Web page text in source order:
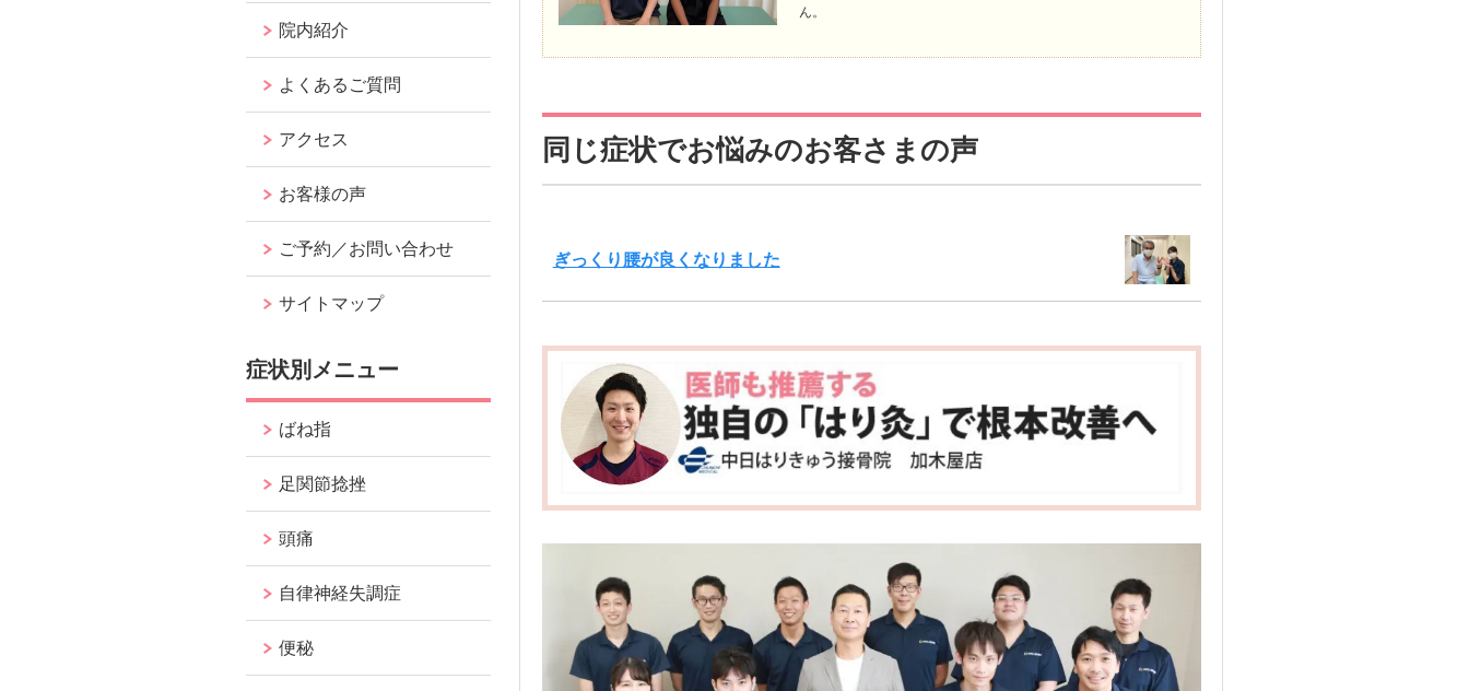
ん。
同じ症状でお悩みのお客さまの声
ぎっくり腰が良くなりました
院内紹介
よくあるご質問
アクセス
お客様の声
ご予約／お問い合わせ
サイトマップ
症状別メニュー
ばね指
足関節捻挫
頭痛
自律神経失調症
便秘